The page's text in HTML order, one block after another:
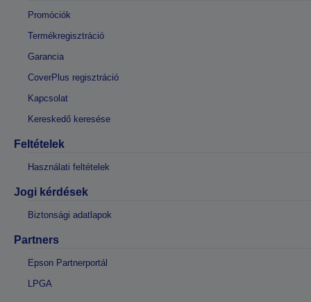
Promóciók
Termékregisztráció
Garancia
CoverPlus regisztráció
Kapcsolat
Kereskedő keresése
Feltételek
Használati feltételek
Jogi kérdések
Biztonsági adatlapok
Partners
Epson Partnerportál
LPGA